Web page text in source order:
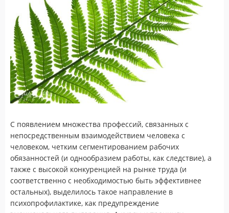
С появлением множества профессий, связанных с
непосредственным взаимодействием человека с
человеком, четким сегментированием рабочих
обязанностей (и однообразием работы, как следствие), а
также с высокой конкуренцией на рынке труда (и
соответственно с необходимостью быть эффективнее
остальных), выделилось такое направление в
психопрофилактике, как предупреждение